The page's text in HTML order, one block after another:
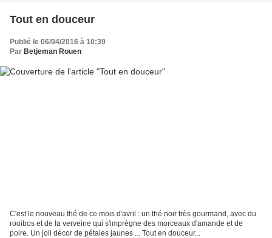
Tout en douceur
Publié le 06/04/2016 à 10:39
Par Betjeman Rouen
C'est le nouveau thé de ce mois d'avril : un thé noir très gourmand, avec du
rooibos et de la verveine qui s'imprègne des morceaux d'amande et de
poire. Un joli décor de pétales jaunes ... Tout en douceur...